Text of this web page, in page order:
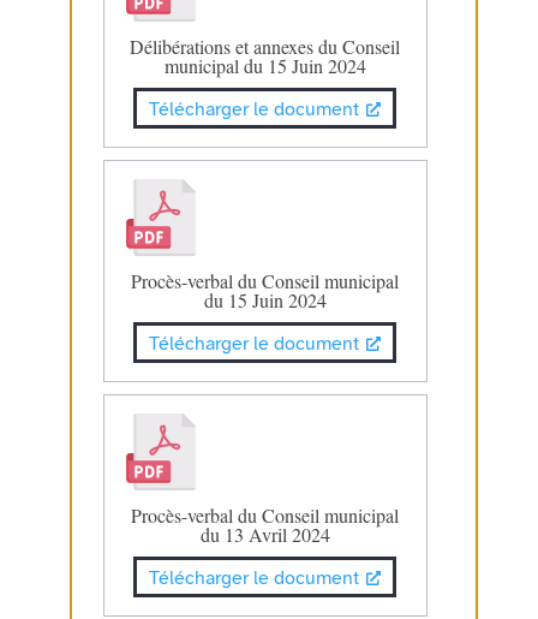
Délibérations et annexes du Conseil
municipal du 15 Juin 2024
Télécharger le document
Procès-verbal du Conseil municipal
du 15 Juin 2024
Télécharger le document
Procès-verbal du Conseil municipal
du 13 Avril 2024
Télécharger le document